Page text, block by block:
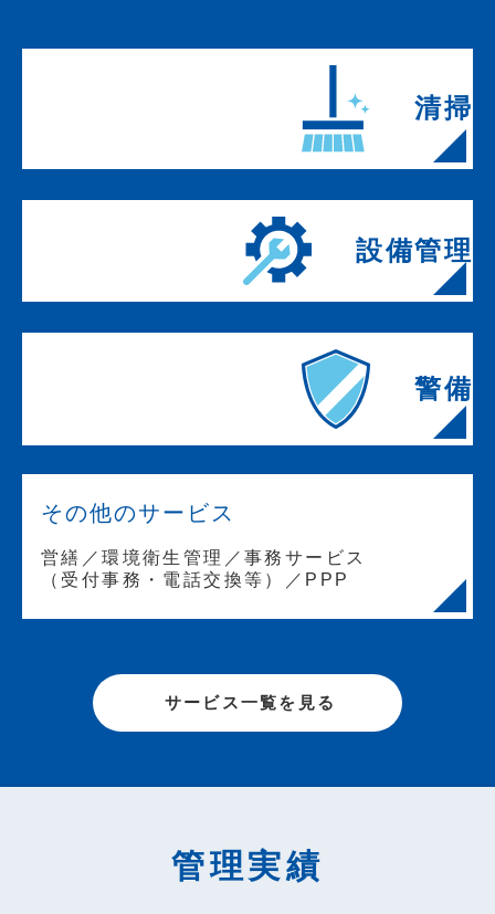
清掃
設備管理
警備
その他のサービス
営繕／環境衛生管理／事務サービス
（受付事務・電話交換等）／PPP
サービス一覧を見る
管理実績